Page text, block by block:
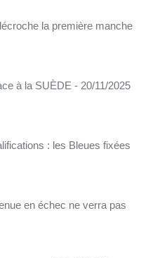
la première manche
à la SUÈDE - 20/11/2025
: les Bleues fixées
en échec ne verra pas